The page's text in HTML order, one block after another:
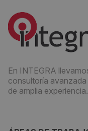
En INTEGRA
consultoría
de amplia experiencia.